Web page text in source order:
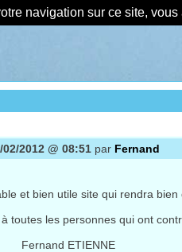
navigation sur ce site,
02/2012 @ 08:51 par Fernand
et bien utile site qui rendra
toutes les personnes qui ont
ETIENNE